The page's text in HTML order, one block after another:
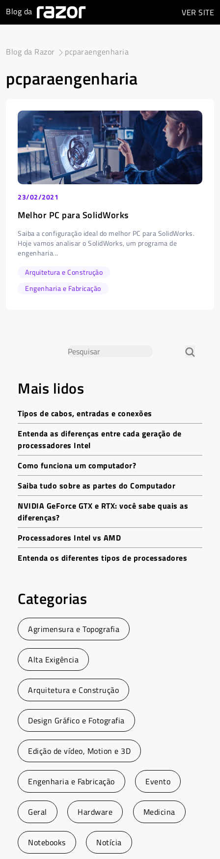
Blog da VER SITE
Blog da Razor pcparaengenharia
pcparaengenharia
23/02/2021
Melhor PC para SolidWorks
Saiba a configuração ideal do melhor PC para SolidWorks.
Hoje vamos analisar o SolidWorks, um programa de
engenharia...
Arquitetura e Construção
Engenharia e Fabricação
Mais lidos
Tipos de cabos, entradas e conexões
Entenda as diferenças entre cada geração de
processadores Intel
Como funciona um computador?
Saiba tudo sobre as partes do Computador
NVIDIA GeForce GTX e RTX: você sabe quais as
diferenças?
Processadores Intel vs AMD
Entenda os diferentes tipos de processadores
Categorias
Agrimensura e Topografia
Alta Exigência
Arquitetura e Construção
Design Gráfico e Fotografia
Edição de vídeo, Motion e 3D
Engenharia e Fabricação Evento
Geral Hardware Medicina
Notebooks Notícia